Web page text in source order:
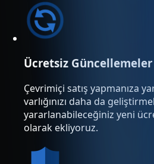
Ücretsiz Güncellemeler
Çevrimiçi satış yapmanıza
varlığınızı daha da
yararlanabileceğiniz yeni
olarak ekliyoruz.